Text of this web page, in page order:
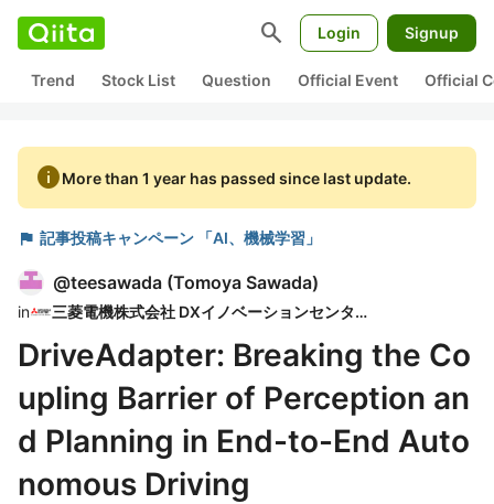
search Login Signup
Trend Stock List Question Official Event Official
infoMore than 1 year has passed since last update.
flag 記事投稿キャンペーン 「AI、機械学習」
@teesawada (Tomoya Sawada)
in 三菱電機株式会社 DXイノベーションセンター
DriveAdapter: Breaking the Co
upling Barrier of Perception an
d Planning in End-to-End Auto
nomous Driving